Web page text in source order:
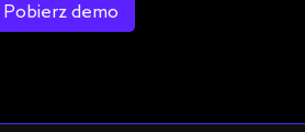
Pobierz demo